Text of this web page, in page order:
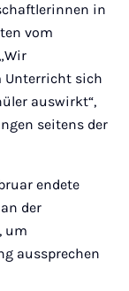
in
vom
Unterricht sich
auswirkt“,
seitens der
endete
der
um
aussprechen